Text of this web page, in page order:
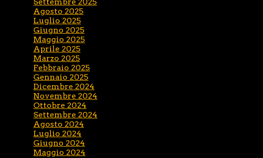
Agosto 2025
Luglio 2025
Giugno 2025
Maggio 2025
Aprile 2025
Marzo 2025
Febbraio 2025
Gennaio 2025
Dicembre 2024
Novembre 2024
Ottobre 2024
Settembre 2024
Agosto 2024
Luglio 2024
Giugno 2024
Maggio 2024